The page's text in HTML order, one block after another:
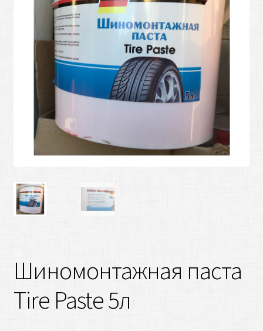
Запросить прайс
Шиномонтажная паста
Tire Paste 5л